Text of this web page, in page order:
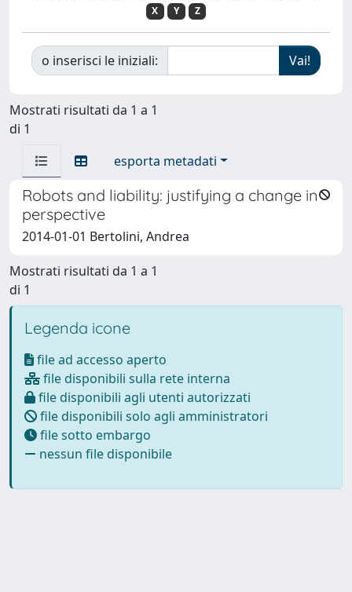
X
Y Z
o inserisci le iniziali:
Mostrati risultati da 1 a 1
di 1
esporta metadati
Robots and liability: justifying a change in
perspective
2014-01-01 Bertolini, Andrea
Mostrati risultati da 1 a 1
di 1
Legenda icone
file ad accesso aperto
file disponibili sulla rete interna
file disponibili agli utenti autorizzati
file disponibili solo agli amministratori
file sotto embargo
nessun file disponibile